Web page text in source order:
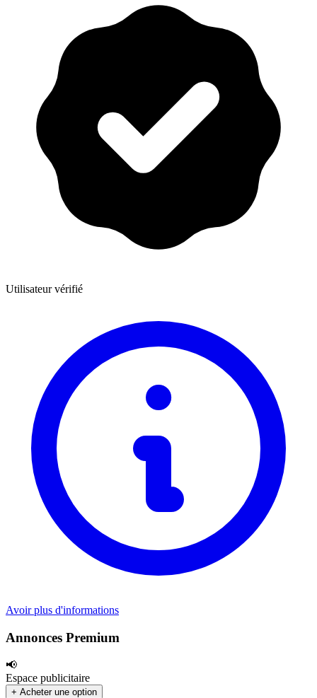
Annonces Premium
📢
Espace publicitaire
+ Acheter une option
Utilisateur vérifié
Avoir plus d'informations